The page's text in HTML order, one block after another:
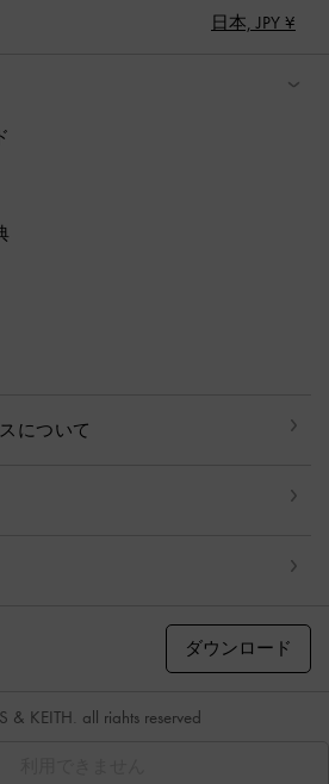
日本, JPY ¥
について
ダウンロード
& KEITH, all rights reserved